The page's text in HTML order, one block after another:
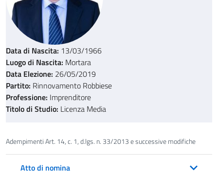
Data di Nascita: 13/03/1966
Luogo di Nascita: Mortara
Data Elezione: 26/05/2019
Partito: Rinnovamento Robbiese
Professione: Imprenditore
Titolo di Studio: Licenza Media
Adempimenti Art. 14, c. 1, d.lgs. n. 33/2013 e successive modifiche
Atto di nomina